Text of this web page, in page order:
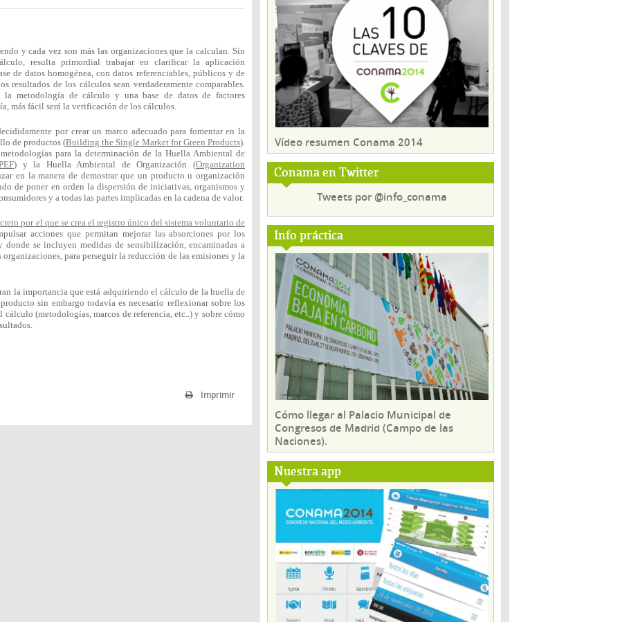
Vídeo resumen Conama 2014
Conama en Twitter
Tweets por @info_conama
Info práctica
Cómo llegar al Palacio Municipal de
Congresos de Madrid (Campo de las
Naciones).
Nuestra app
y cada vez son más las organizaciones que la calculan. Sin
resulta primordial trabajar en clarificar la aplicación
de datos homogénea, con datos referenciables, públicos y de
resultados de los cálculos sean verdaderamente comparables.
la metodología de cálculo y una base de datos de factores
más fácil será la verificación de los cálculos.
por crear un marco adecuado para fomentar en la
de productos (Building the Single Market for Green Products).
para la determinación de la Huella Ambiental de
) y la Huella Ambiental de Organización (Organization
en la manera de demostrar que un producto u organización
de poner en orden la dispersión de iniciativas, organismos y
y a todas las partes implicadas en la cadena de valor.
por el que se crea el registro único del sistema voluntario de
acciones que permitan mejorar las absorciones por los
se incluyen medidas de sensibilización, encaminadas a
para perseguir la reducción de las emisiones y la
la importancia que está adquiriendo el cálculo de la huella de
sin embargo todavía es necesario reflexionar sobre los
cálculo (metodologías, marcos de referencia, etc..) y sobre cómo
Imprimir